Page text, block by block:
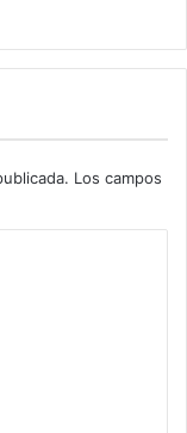
Los campos